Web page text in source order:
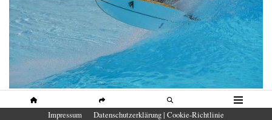
SHARE SUCHE
Firewire Spun Honey
Impressum Datenschutzerklärung | Cookie-Richtlinie